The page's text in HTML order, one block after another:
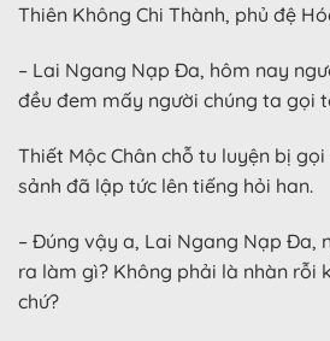
Thiên Không Chi Thành, phủ đệ
– Lai Ngang Nạp Đa, hôm nay
đều đem mấy người chúng ta gọi
Thiết Mộc Chân chỗ tu luyện bị
sảnh đã lập tức lên tiếng hỏi han.
– Đúng vậy a, Lai Ngang Nạp Đa,
ra làm gì? Không phải là nhàn rỗi
chứ?